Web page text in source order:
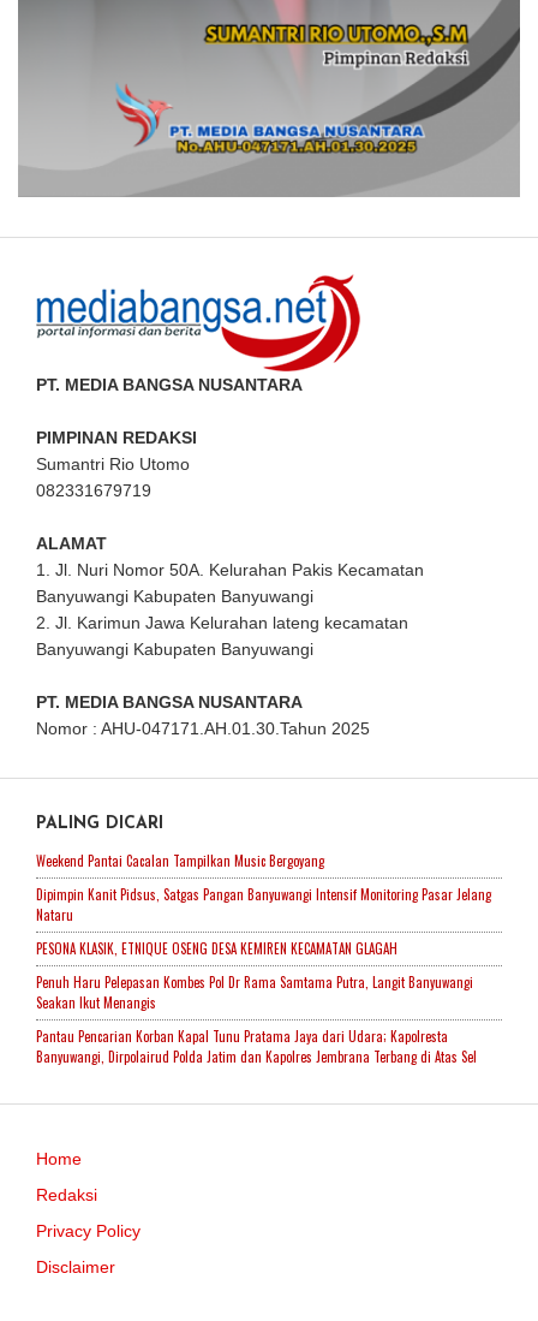
PT. MEDIA BANGSA NUSANTARA
PIMPINAN REDAKSI
Sumantri Rio Utomo
082331679719
ALAMAT
1. Jl. Nuri Nomor 50A. Kelurahan Pakis Kecamatan
Banyuwangi Kabupaten Banyuwangi
2. Jl. Karimun Jawa Kelurahan lateng kecamatan
Banyuwangi Kabupaten Banyuwangi
PT. MEDIA BANGSA NUSANTARA
Nomor : AHU-047171.AH.01.30.Tahun 2025
PALING DICARI
Weekend Pantai Cacalan Tampilkan Music Bergoyang
Dipimpin Kanit Pidsus, Satgas Pangan Banyuwangi Intensif Monitoring Pasar Jelang
Nataru
PESONA KLASIK, ETNIQUE OSENG DESA KEMIREN KECAMATAN GLAGAH
Penuh Haru Pelepasan Kombes Pol Dr Rama Samtama Putra, Langit Banyuwangi
Seakan Ikut Menangis
Pantau Pencarian Korban Kapal Tunu Pratama Jaya dari Udara; Kapolresta
Banyuwangi, Dirpolairud Polda Jatim dan Kapolres Jembrana Terbang di Atas Sel
Home
Redaksi
Privacy Policy
Disclaimer